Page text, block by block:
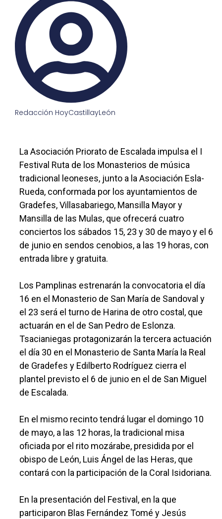
Redacción HoyCastillayLeón
La Asociación Priorato de Escalada impulsa el I
Festival Ruta de los Monasterios de música
tradicional leoneses, junto a la Asociación Esla-
Rueda, conformada por los ayuntamientos de
Gradefes, Villasabariego, Mansilla Mayor y
Mansilla de las Mulas, que ofrecerá cuatro
conciertos los sábados 15, 23 y 30 de mayo y el 6
de junio en sendos cenobios, a las 19 horas, con
entrada libre y gratuita.
Los Pamplinas estrenarán la convocatoria el día
16 en el Monasterio de San María de Sandoval y
el 23 será el turno de Harina de otro costal, que
actuarán en el de San Pedro de Eslonza.
Tsacianiegas protagonizarán la tercera actuación
el día 30 en el Monasterio de Santa María la Real
de Gradefes y Edilberto Rodríguez cierra el
plantel previsto el 6 de junio en el de San Miguel
de Escalada.
En el mismo recinto tendrá lugar el domingo 10
de mayo, a las 12 horas, la tradicional misa
oficiada por el rito mozárabe, presidida por el
obispo de León, Luis Ángel de las Heras, que
contará con la participación de la Coral Isidoriana.
En la presentación del Festival, en la que
participaron Blas Fernández Tomé y Jesús